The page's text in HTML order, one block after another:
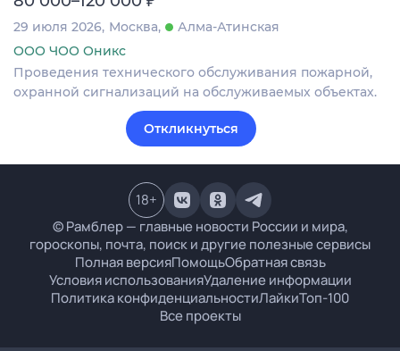
29 июля 2026 Москва
Алма-Атинская
ООО ЧОО Оникс
Проведения технического обслуживания пожарной,
охранной сигнализаций на обслуживаемых объектах.
Откликнуться
© Рамблер — главные новости России и мира,
гороскопы, почта, поиск и другие полезные сервисы
Полная версияПомощьОбратная связь
Условия использованияУдаление информации
Политика конфиденциальностиЛайкиТоп-100
Все проекты
18+